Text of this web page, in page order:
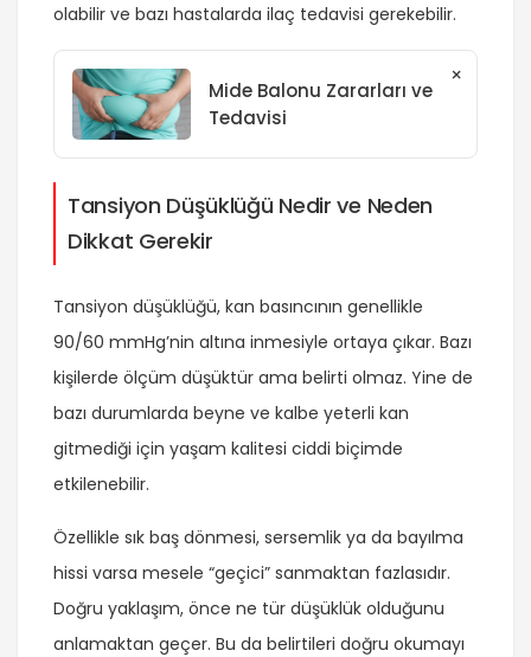
olabilir ve bazı hastalarda ilaç tedavisi gerekebilir.
Mide Balonu Zararları ve
Tedavisi
×
Tansiyon Düşüklüğü Nedir ve Neden
Dikkat Gerekir
Tansiyon düşüklüğü, kan basıncının genellikle
90/60 mmHg’nin altına inmesiyle ortaya çıkar. Bazı
kişilerde ölçüm düşüktür ama belirti olmaz. Yine de
bazı durumlarda beyne ve kalbe yeterli kan
gitmediği için yaşam kalitesi ciddi biçimde
etkilenebilir.
Özellikle sık baş dönmesi, sersemlik ya da bayılma
hissi varsa mesele “geçici” sanmaktan fazlasıdır.
Doğru yaklaşım, önce ne tür düşüklük olduğunu
anlamaktan geçer. Bu da belirtileri doğru okumayı